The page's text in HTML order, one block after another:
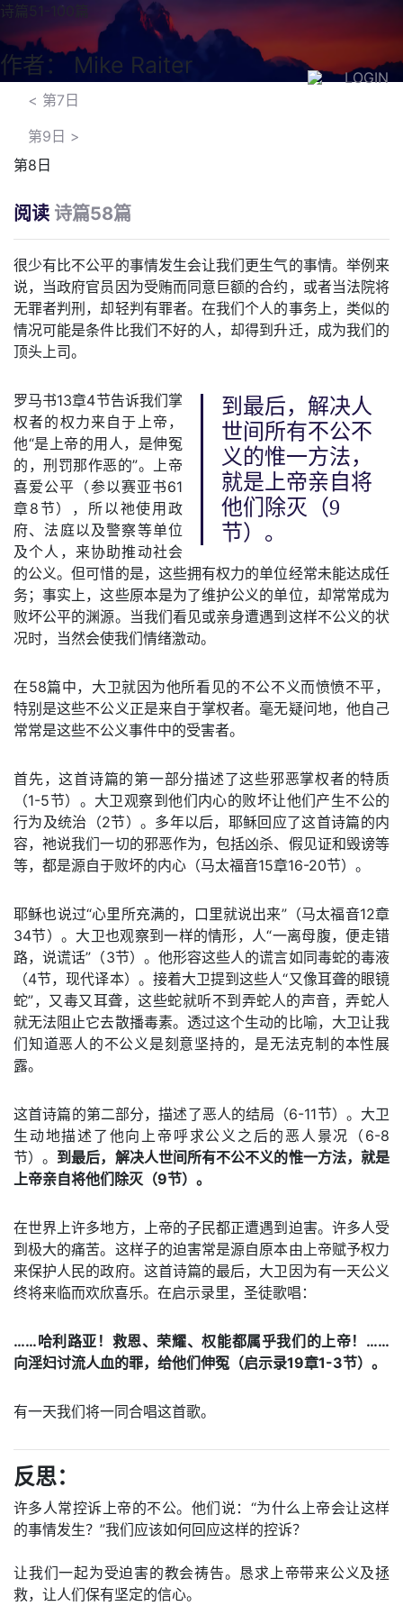
LOGIN
诗篇51-100篇
作者： Mike Raiter
< 第7日
第9日 >
第8日
阅读 诗篇58篇
很少有比不公平的事情发生会让我们更生气的事情。举例来
说，当政府官员因为受贿而同意巨额的合约，或者当法院将
无罪者判刑，却轻判有罪者。在我们个人的事务上，类似的
情况可能是条件比我们不好的人，却得到升迁，成为我们的
顶头上司。
到最后，解决人
世间所有不公不
义的惟一方法，
就是上帝亲自将
他们除灭（9
节）。
罗马书13章4节告诉我们掌
权者的权力来自于上帝，
他“是上帝的用人，是伸冤
的，刑罚那作恶的”。上帝
喜爱公平（参以赛亚书61
章8节），所以祂使用政
府、法庭以及警察等单位
及个人，来协助推动社会
的公义。但可惜的是，这些拥有权力的单位经常未能达成任
务；事实上，这些原本是为了维护公义的单位，却常常成为
败坏公平的渊源。当我们看见或亲身遭遇到这样不公义的状
况时，当然会使我们情绪激动。
在58篇中，大卫就因为他所看见的不公不义而愤愤不平，
特别是这些不公义正是来自于掌权者。毫无疑问地，他自己
常常是这些不公义事件中的受害者。
首先，这首诗篇的第一部分描述了这些邪恶掌权者的特质
（1-5节）。大卫观察到他们内心的败坏让他们产生不公的
行为及统治（2节）。多年以后，耶稣回应了这首诗篇的内
容，祂说我们一切的邪恶作为，包括凶杀、假见证和毁谤等
等，都是源自于败坏的内心（马太福音15章16-20节）。
耶稣也说过“心里所充满的，口里就说出来”（马太福音12章
34节）。大卫也观察到一样的情形，人“一离母腹，便走错
路，说谎话”（3节）。他形容这些人的谎言如同毒蛇的毒液
（4节，现代译本）。接着大卫提到这些人“又像耳聋的眼镜
蛇”，又毒又耳聋，这些蛇就听不到弄蛇人的声音，弄蛇人
就无法阻止它去散播毒素。透过这个生动的比喻，大卫让我
们知道恶人的不公义是刻意坚持的，是无法克制的本性展
露。
这首诗篇的第二部分，描述了恶人的结局（6-11节）。大卫
生动地描述了他向上帝呼求公义之后的恶人景况（6-8
节）。 到最后，解决人世间所有不公不义的惟一方法，就是
上帝亲自将他们除灭（9节）。
在世界上许多地方，上帝的子民都正遭遇到迫害。许多人受
到极大的痛苦。这样子的迫害常是源自原本由上帝赋予权力
来保护人民的政府。这首诗篇的最后，大卫因为有一天公义
终将来临而欢欣喜乐。在启示录里，圣徒歌唱：
……哈利路亚！救恩、荣耀、权能都属乎我们的上帝！……
向淫妇讨流人血的罪，给他们伸冤（启示录19章1-3节）。
有一天我们将一同合唱这首歌。
反思：
许多人常控诉上帝的不公。他们说：“为什么上帝会让这样
的事情发生？”我们应该如何回应这样的控诉？
让我们一起为受迫害的教会祷告。恳求上帝带来公义及拯
救，让人们保有坚定的信心。